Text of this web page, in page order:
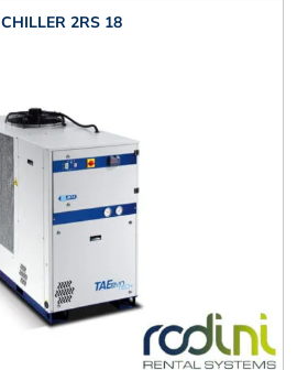
CHILLER 2RS 18